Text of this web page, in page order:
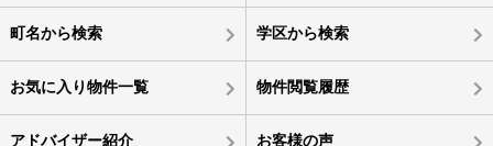
町名から検索 学区から検索
お気に入り物件一覧 物件閲覧履歴
アドバイザー紹介 お客様の声